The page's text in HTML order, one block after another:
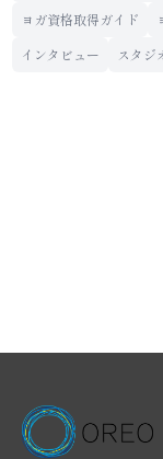
ヨガ資格取得ガイド
インタビュー
スタジ